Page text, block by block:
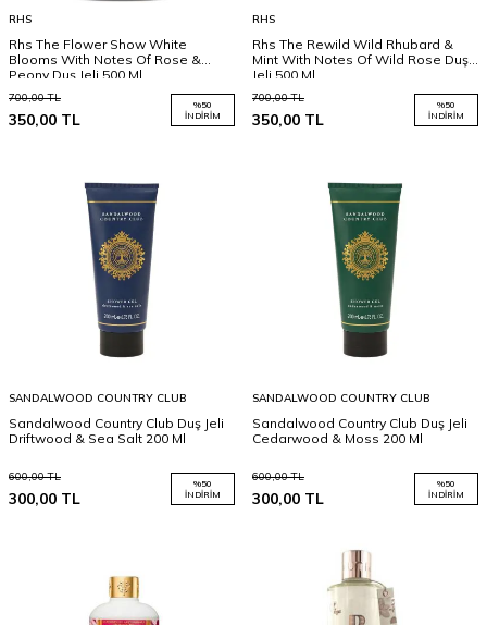
RHS
Rhs The Flower Show White
Blooms With Notes Of Rose &
Peony Duş Jeli 500 Ml
700,00TL
350,00 TL
%50
İNDIRIM
RHS
Rhs The Rewild Wild Rhubard &
Mint With Notes Of Wild Rose Duş
Jeli 500 Ml
700,00TL
350,00 TL
%50
İNDIRIM
SANDALWOOD COUNTRY CLUB
Sandalwood Country Club Duş Jeli
Driftwood & Sea Salt 200 Ml
600,00TL
300,00 TL
%50
İNDIRIM
SANDALWOOD COUNTRY CLUB
Sandalwood Country Club Duş Jeli
Cedarwood & Moss 200 Ml
600,00TL
300,00 TL
%50
İNDIRIM